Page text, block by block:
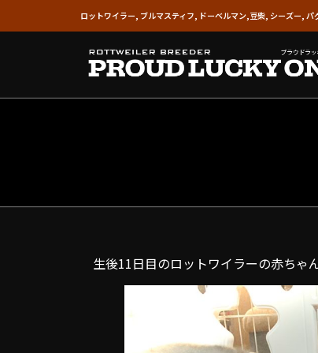
ロットワイラー, ブルマスティフ, ドーベルマン,豆柴, シーズー, パ
生後11日目のロットワイラーの赤ちゃ